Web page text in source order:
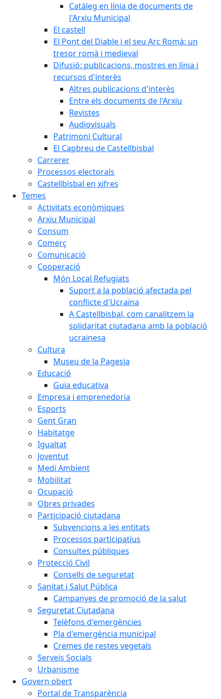
Catàleg en línia de documents de
l'Arxiu Municipal
El castell
El Pont del Diable i el seu Arc Romà: un
tresor romà i medieval
Difusió: publicacions, mostres en línia i
recursos d'interès
Altres publicacions d'interès
Entre els documents de l'Arxiu
Revistes
Audiovisuals
Patrimoni Cultural
El Capbreu de Castellbisbal
Carrerer
Processos electorals
Castellbisbal en xifres
Temes
Activitats econòmiques
Arxiu Municipal
Consum
Comerç
Comunicació
Cooperació
Món Local Refugiats
Suport a la població afectada pel
conflicte d'Ucraïna
A Castellbisbal, com canalitzem la
solidaritat ciutadana amb la població
ucraïnesa
Cultura
Museu de la Pagesia
Educació
Guia educativa
Empresa i emprenedoria
Esports
Gent Gran
Habitatge
Igualtat
Joventut
Medi Ambient
Mobilitat
Ocupació
Obres privades
Participació ciutadana
Subvencions a les entitats
Processos participatius
Consultes públiques
Protecció Civil
Consells de seguretat
Sanitat i Salut Pública
Campanyes de promoció de la salut
Seguretat Ciutadana
Telèfons d'emergències
Pla d'emergència municipal
Cremes de restes vegetals
Serveis Socials
Urbanisme
Govern obert
Portal de Transparència